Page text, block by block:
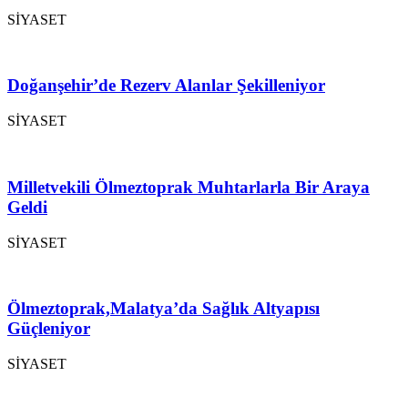
SİYASET
Doğanşehir’de Rezerv Alanlar Şekilleniyor
SİYASET
Milletvekili Ölmeztoprak Muhtarlarla Bir Araya
Geldi
SİYASET
Ölmeztoprak,Malatya’da Sağlık Altyapısı
Güçleniyor
SİYASET